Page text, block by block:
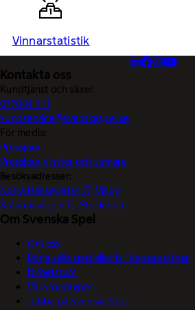
Vinnarstatistik
Kontakta oss
Kundtjänst och växel:
0770-11 11 11
kundservice@svenskaspel.se
För media:
Pressjour
Pressjour vinster och vinnare
Besöksadresser:
Norra Hansegatan 17, Visby
Katarinavägen 15, Stockholm
Om Svenska Spel
Om oss
Börja sälja spel eller bli Vegaspartner
Nyhetsrum
Våra logotyper
Jobba på Svenska Spel